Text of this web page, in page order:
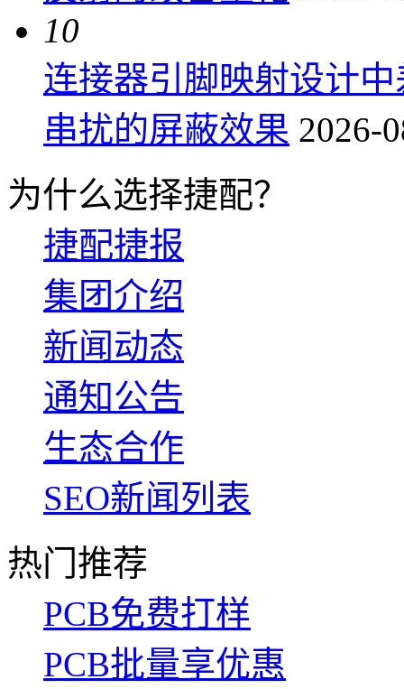
10
连接器引脚映射设计
串扰的屏蔽效果 2026-
为什么选择捷配？
捷配捷报
集团介绍
新闻动态
通知公告
生态合作
SEO新闻列表
热门推荐
PCB免费打样
PCB批量享优惠